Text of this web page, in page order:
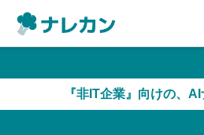
AI機能
『非IT企業』向けの、